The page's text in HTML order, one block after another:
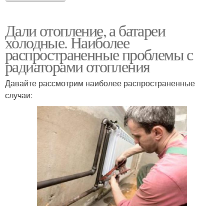
Дали отопление, а батареи
холодные. Наиболее
распространенные проблемы с
радиаторами отопления
Давайте рассмотрим наиболее распространенные
случаи: